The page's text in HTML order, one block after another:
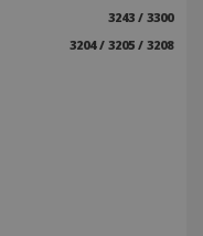
3243 / 3300
3204 / 3205 / 3208